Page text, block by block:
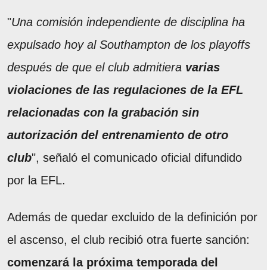
"Una comisión independiente de disciplina ha
expulsado hoy al Southampton de los playoffs
después de que el club admitiera varias
violaciones de las regulaciones de la EFL
relacionadas con la grabación sin
autorización del entrenamiento de otro
club", señaló el comunicado oficial difundido
por la EFL.
Además de quedar excluido de la definición por
el ascenso, el club recibió otra fuerte sanción:
comenzará la próxima temporada del